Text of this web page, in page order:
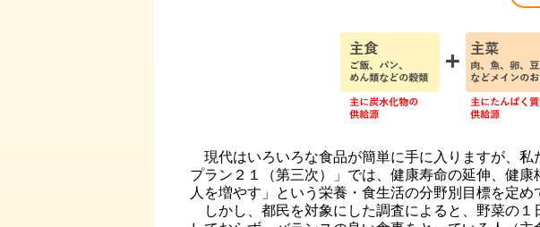
現代はいろいろな食品が簡単に手に入りますが、私
プラン２１（第三次）」では、健康寿命の延伸、健
人を増やす」という栄養・食生活の分野別目標を定め
しかし、都民を対象にした調査によると、野菜の１